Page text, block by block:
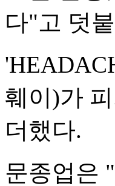
다"고 덧
훼이)가
더했다.
문종업은